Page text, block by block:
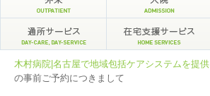
木村病院|名古屋で地域包括ケアシステムを提供
の事前ご予約につきまして